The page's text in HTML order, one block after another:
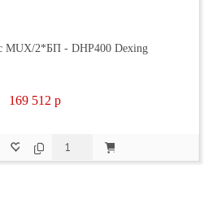
MUX/2*БП - DHP400 Dexing
169 512 p